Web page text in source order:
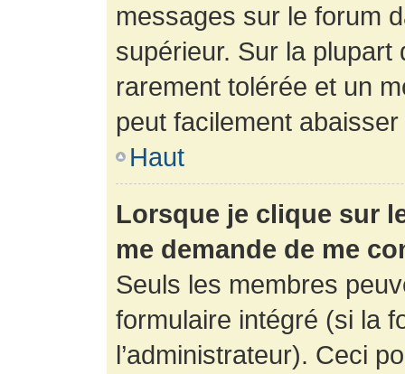
messages sur le forum
supérieur. Sur la
rarement tolérée et un
peut facilement
Haut
Lorsque je clique sur
me demande de me
Seuls les membres
formulaire intégré (si la
l’administrateur). Ceci